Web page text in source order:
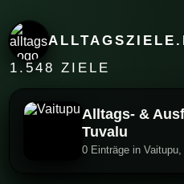
1.548 ZIELE
Alltags- &
Tuvalu
0 Einträge in